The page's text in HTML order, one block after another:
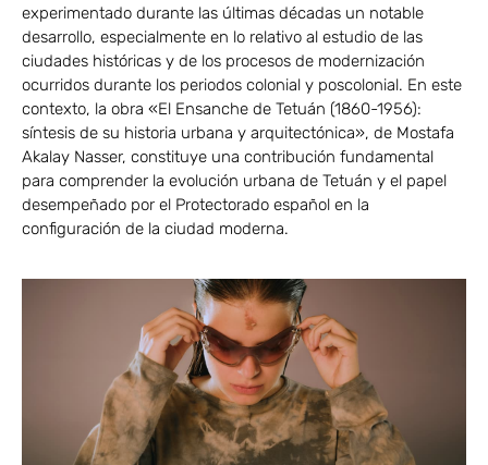
experimentado durante las últimas décadas un notable
desarrollo, especialmente en lo relativo al estudio de las
ciudades históricas y de los procesos de modernización
ocurridos durante los periodos colonial y poscolonial. En este
contexto, la obra «El Ensanche de Tetuán (1860-1956):
síntesis de su historia urbana y arquitectónica», de Mostafa
Akalay Nasser, constituye una contribución fundamental
para comprender la evolución urbana de Tetuán y el papel
desempeñado por el Protectorado español en la
configuración de la ciudad moderna.